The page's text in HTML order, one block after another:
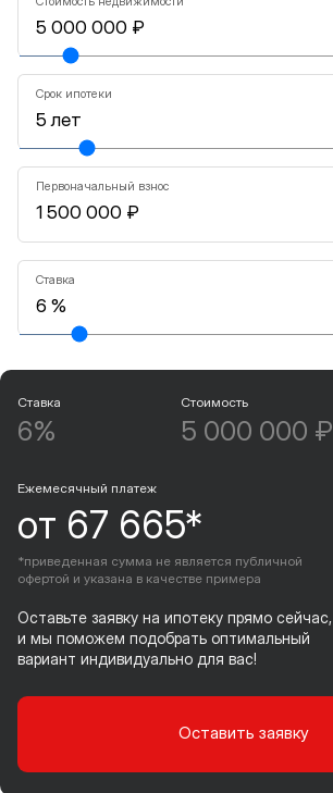
Срок ипотеки
Первоначальный взнос
Ставка
Ставка
6%
Стоимость
5 000 000 ₽
Ежемесячный платеж
от 67 665*
*приведенная сумма не является публичной
офертой и указана в качестве примера
Оставьте заявку на ипотеку прямо сейчас,
и мы поможем подобрать оптимальный
вариант индивидуально для вас!
Оставить заявку